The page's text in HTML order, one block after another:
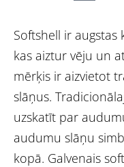
Softshell ir augstas
kas aiztur vēju un
mērķis ir aizvietot
slāņus.
uzskatīt par
audumu slāņu
kopā. Galvenais